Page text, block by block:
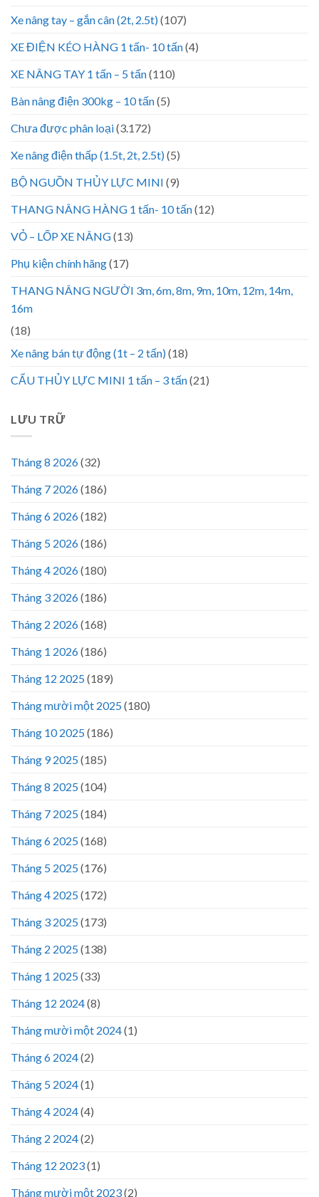
Xe nâng tay – gắn cân (2t, 2.5t)(107)
XE ĐIỆN KÉO HÀNG 1 tấn- 10 tấn(4)
XE NÂNG TAY 1 tấn – 5 tấn(110)
Bàn nâng điện 300kg – 10 tấn(5)
Chưa được phân loại(3.172)
Xe nâng điện thấp (1.5t, 2t, 2.5t)(5)
BỘ NGUỒN THỦY LỰC MINI (9)
THANG NÂNG HÀNG 1 tấn- 10 tấn(12)
VỎ – LỐP XE NÂNG(13)
Phụ kiện chính hãng(17)
THANG NÂNG NGƯỜI 3m, 6m, 8m, 9m, 10m, 12m, 14m,
16m
(18)
Xe nâng bán tự động (1t – 2 tấn)(18)
CẨU THỦY LỰC MINI 1 tấn – 3 tấn(21)
LƯU TRỮ
Tháng 8 2026(32)
Tháng 7 2026(186)
Tháng 6 2026(182)
Tháng 5 2026(186)
Tháng 4 2026(180)
Tháng 3 2026(186)
Tháng 2 2026(168)
Tháng 1 2026(186)
Tháng 12 2025(189)
Tháng mười một 2025(180)
Tháng 10 2025(186)
Tháng 9 2025(185)
Tháng 8 2025(104)
Tháng 7 2025(184)
Tháng 6 2025(168)
Tháng 5 2025(176)
Tháng 4 2025(172)
Tháng 3 2025(173)
Tháng 2 2025(138)
Tháng 1 2025(33)
Tháng 12 2024(8)
Tháng mười một 2024(1)
Tháng 6 2024(2)
Tháng 5 2024(1)
Tháng 4 2024(4)
Tháng 2 2024(2)
Tháng 12 2023(1)
Tháng mười một 2023(2)